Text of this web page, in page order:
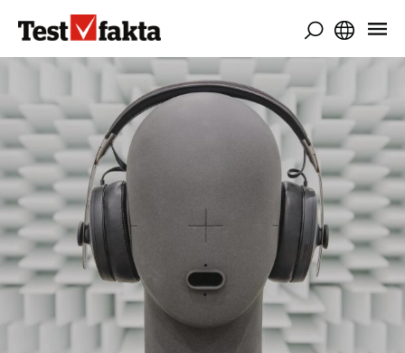
Inhalt